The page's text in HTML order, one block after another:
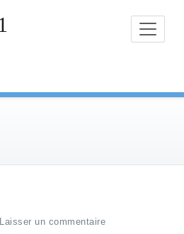
Laisser un commentaire